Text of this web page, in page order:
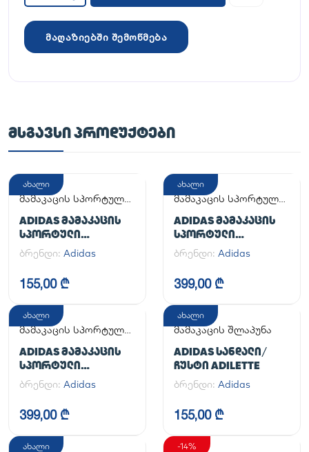
მაღაზიებში შემოწმება
ᲛᲡᲒᲐᲕᲡᲘ ᲞᲠᲝᲓᲣᲥᲢᲔᲑᲘ
ახალი
მამაკაცის სპორტული
ADIDAS ᲛᲐᲛᲐᲙᲐᲪᲘᲡ
ᲡᲞᲝᲠᲢᲣᲚᲘ
ᲤᲔᲮᲡᲐᲪᲛᲔᲚᲘ
ADILETTE
ბრენდი: Adidas
155,00 ₾
ახალი
მამაკაცის სპორტული
ADIDAS ᲛᲐᲛᲐᲙᲐᲪᲘᲡ
ᲡᲞᲝᲠᲢᲣᲚᲘ
ᲤᲔᲮᲡᲐᲪᲛᲔᲚᲘ
HANDBALL SPEZIAL
ბრენდი: Adidas
399,00 ₾
ახალი
მამაკაცის სპორტული
ADIDAS ᲛᲐᲛᲐᲙᲐᲪᲘᲡ
ᲡᲞᲝᲠᲢᲣᲚᲘ
ᲤᲔᲮᲡᲐᲪᲛᲔᲚᲘ
HANDBALL SPEZIAL
ბრენდი: Adidas
399,00 ₾
ახალი
მამაკაცის შლაპუნა
ADIDAS ᲡᲐᲜᲓᲐᲚᲘ/
ᲩᲣᲡᲢᲘ ADILETTE
ბრენდი: Adidas
155,00 ₾
ახალი -14%